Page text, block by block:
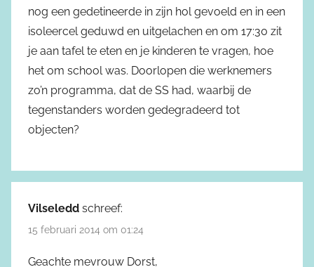
nog een gedetineerde in zijn hol gevoeld en in een
isoleercel geduwd en uitgelachen en om 17:30 zit
je aan tafel te eten en je kinderen te vragen, hoe
het om school was. Doorlopen die werknemers
zo’n programma, dat de SS had, waarbij de
tegenstanders worden gedegradeerd tot
objecten?
Vilseledd schreef:
15 februari 2014 om 01:24
Geachte mevrouw Dorst,